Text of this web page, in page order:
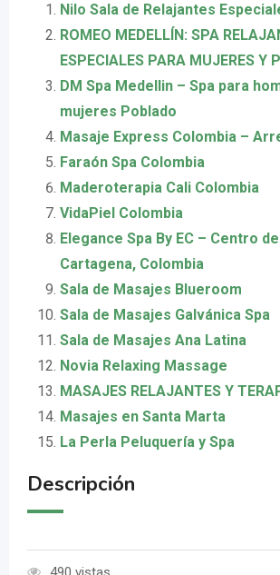
Nilo Sala de Relajantes
ROMEO MEDELLÍN: SPA
ESPECIALES PARA MUJERES Y
DM Spa Medellin – Spa para
mujeres Poblado
Masaje Express Colombia –
Faraón Spa Colombia
Maderoterapia Cali Colombia
VidaPiel Colombia
Elegance Spa By EC – Centro
Cartagena, Colombia
Sala de Masajes Blueroom
Sala de Masajes Galvánica Spa
Sala de Masajes Ana Latina
Novia Relaxing Massage
MASAJES RELAJANTES Y
Masajes en Santa Marta
La Perla Peluquería y Spa
Descripción